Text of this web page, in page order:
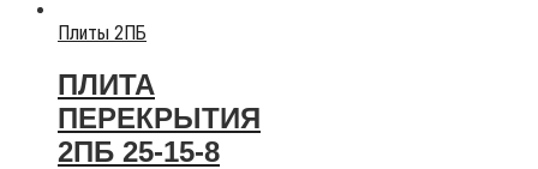
Плиты 2ПБ
ПЛИТА
ПЕРЕКРЫТИЯ
2ПБ 25-15-8